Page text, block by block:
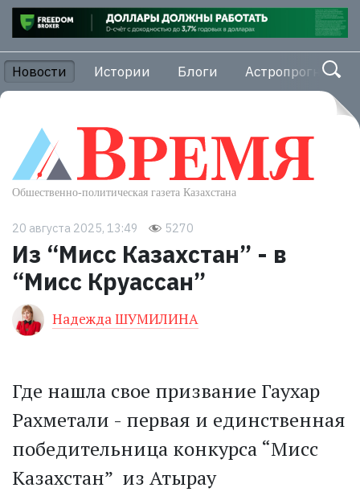
Новости Истории Блоги Астропрогноз
20 августа 2025, 13:49 5270
Из “Мисс Казахстан” - в
“Мисс Круассан”
Надежда ШУМИЛИНА
Где нашла свое призвание Гаухар
Рахметали - первая и единственная
победительница конкурса “Мисс
Казахстан” из Атырау